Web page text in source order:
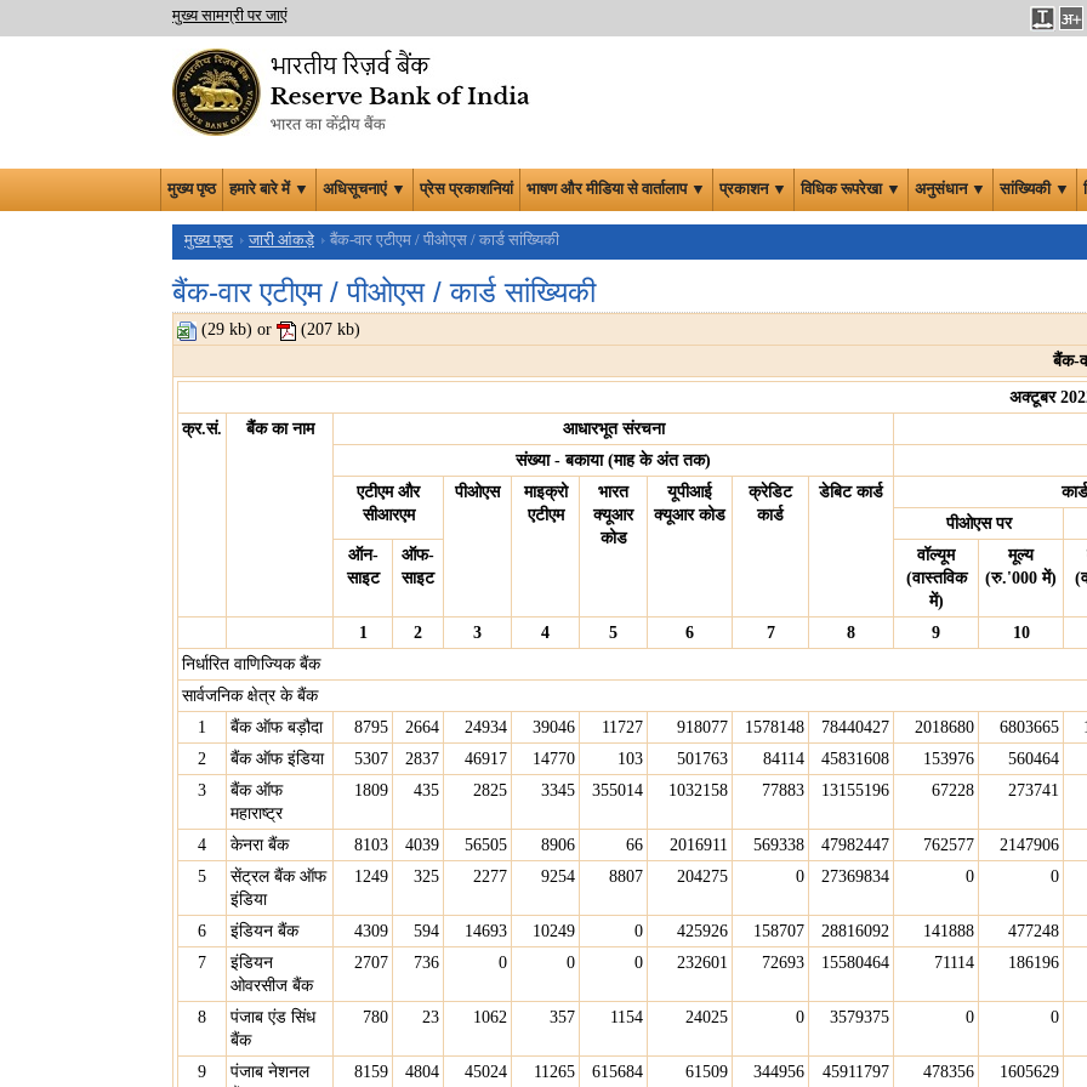
मुख्य सामग्री पर जाएं
मुख्य पृष्ठ हमारे बारे में ▼ अधिसूचनाएं ▼ प्रेस प्रकाशनियां भाषण और मीडिया से वार्तालाप ▼ प्रकाशन ▼ विधिक रूपरेखा ▼ अनुसंधान ▼ सांख्यिकी ▼
मुख्य पृष्ठ जारी आंकड़े बैंक-वार एटीएम / पीओएस / कार्ड सांख्यिकी
बैंक-वार एटीएम / पीओएस / कार्ड सांख्यिकी
(29 kb) or
(207 kb)
बैंक-
अक्टूबर
क्र.सं.
बैंक का नाम आधारभूत संरचना
संख्या - बकाया (माह के अंत तक)
एटीएम और
सीआरएम
पीओएस
माइक्रो
एटीएम
भारत
क्यूआर
कोड
यूपीआई
क्यूआर कोड
क्रेडिट
कार्ड
डेबिट कार्ड
पीओएस पर
ऑन-
साइट
ऑफ-
साइट
वॉल्यूम
(वास्तविक
में)
मूल्य
(रु.'000 में)
1 2 3 4 5 6 7 8 9 10
निर्धारित वाणिज्यिक बैंक
सार्वजनिक क्षेत्र के बैंक
1
बैंक ऑफ बड़ौदा 8795 2664 24934 39046 11727 918077 1578148 78440427 2018680 6803665
2
बैंक ऑफ इंडिया 5307 2837 46917 14770 103 501763 84114 45831608 153976 560464
3
बैंक ऑफ
महाराष्ट्र
1809 435 2825 3345 355014 1032158 77883 13155196 67228 273741
4 केनरा बैंक 8103 4039 56505 8906 66 2016911 569338 47982447 762577 2147906
5
सेंट्रल बैंक ऑफ
इंडिया
1249 325 2277 9254 8807 204275 0 27369834 0 0
6 इंडियन बैंक 4309 594 14693 10249 0 425926 158707 28816092 141888 477248
7
इंडियन
ओवरसीज बैंक
2707 736 0 0 0 232601 72693 15580464 71114 186196
8
पंजाब एंड सिंध
बैंक
780 23 1062 357 1154 24025 0 3579375 0 0
9
पंजाब नेशनल
8159 4804 45024 11265 615684 61509 344956 45911797 478356 1605629